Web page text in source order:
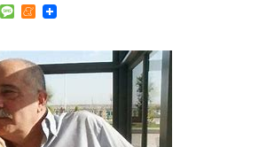
VK MessageMeneame